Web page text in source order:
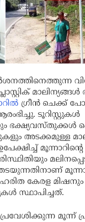
ഗ്രീന്‍ ചെക്ക്
ടൂറിസ്റ്റുകള്‍
ഭക്ഷ്യവസ്തുക്കള്‍
അടക്കമുള്ള
കേരള മിഷനും
സ്ഥാപിച്ചത്.
പ്രവേശിക്കുന്ന മൂന്ന്